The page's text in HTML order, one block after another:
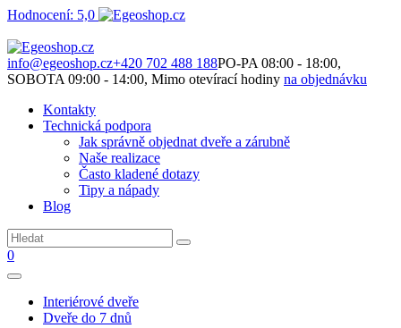
Hodnocení: 5,0
info@egeoshop.cz+420 702 488 188PO-PA 08:00 - 18:00,
SOBOTA 09:00 - 14:00, Mimo otevírací hodiny na objednávku
Kontakty
Technická podpora
Jak správně objednat dveře a zárubně
Naše realizace
Často kladené dotazy
Tipy a nápady
Blog
0
Interiérové dveře
Dveře do 7 dnů